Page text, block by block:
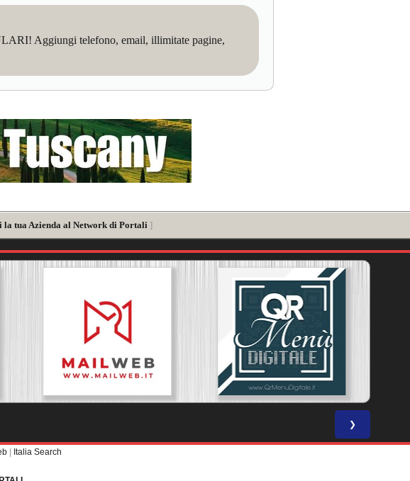
Aggiungi telefono, email, illimitate pagine,
la tua Azienda al Network di Portali ]
❯
| Italia Search